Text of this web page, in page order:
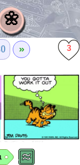
🌼
» 3